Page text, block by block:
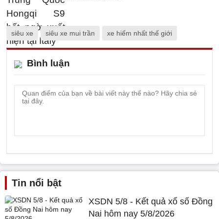
siêu xe siêu xe mui trần xe hiếm nhất thế giới
Bình luận
Tin nổi bật
XSDN 5/8 - Kết quả xổ số Đồng
Nai hôm nay 5/8/2026